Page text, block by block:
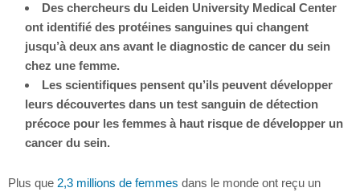
Des chercheurs du Leiden University Medical Center
ont identifié des protéines sanguines qui changent
jusqu’à deux ans avant le diagnostic de cancer du sein
chez une femme.
Les scientifiques pensent qu’ils peuvent développer
leurs découvertes dans un test sanguin de détection
précoce pour les femmes à haut risque de développer un
cancer du sein.
Plus que 2,3 millions de femmes dans le monde ont reçu un